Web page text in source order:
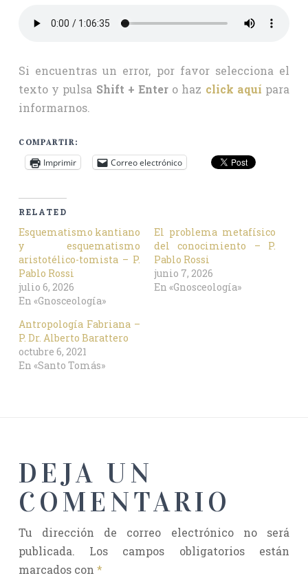
Si encuentras un error, por favor selecciona el
texto y pulsa Shift + Enter o haz click aquí para
informarnos.
COMPARTIR:
Imprimir Correo electrónico
RELATED
Esquematismo kantiano
y esquematismo
aristotélico-tomista – P.
Pablo Rossi
julio 6, 2026
En «Gnosceología»
El problema metafísico
del conocimiento – P.
Pablo Rossi
junio 7, 2026
En «Gnosceología»
Antropología Fabriana –
P. Dr. Alberto Barattero
octubre 6, 2021
En «Santo Tomás»
DEJA UN
COMENTARIO
Tu dirección de correo electrónico no será
publicada.
Los campos obligatorios están
marcados con *